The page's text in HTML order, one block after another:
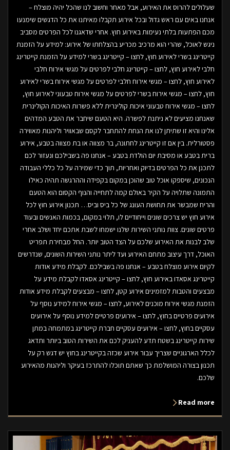
שעלולים להרוס את האירוע, אבל מאחר וחשוב לנו שהכל יהיה מוצלח –
אנחנו באים עם ראש גדול ובכל אירוע תקבלו מאיתנו את כל הדגשים שימנעו
מכם הפתעות בלתי נעימות באירוע חוץ. אחרי שדאגנו לכל הפרטים מסביב
ניגש לאוכל, שהרי הוא מרכיב מכריע בהצלחתו של אירוע: למידע על הזמנת
קייטרינג בשרי לאירוע חוץ, לחצו – קייטרינג בשרי למידע על הזמנת קייטרינג
חלבי לאירוע חוץ, לחצו – קייטרינג חלבי לפרטים על מגשי אירוח חלבי
לאירוע חוץ, לחצו – מגשי אירוח חלבי לפרטים על מגשי אירוח בשרי לאירוע
חוץ, לחצו – מגשי אירוח בשרי לפרטים על מגשי אירוח טבעוני לאירוע חוץ,
לחצו – מגשי אירוח טבעוני איכות קולינרית ללא פשרות האיכות הקולינרית
שאנחנו מציעים לא ניתנת לפשרה. היא הטעם שיחבר את הטבע המדהים
אלינו והיא זו שתיתן לנו את הנחת להתחבר לקסם שבאוויר וליהנות מאווירה
פסטורלית. בין אם זו קייטרינג לחתונה, בר מצווה או בת מצווה בטבע, אירוע
ברית בטבע או מסיבת יום הולדת בטבע – אנחנו פה בשבילכם ונעזור לכם
לתכנן את כל הפרטים בדיוק ואחריות, תוך כדי שמירה על כל כללי העבודה
הנכונים, שיספקו אוכל טוב שהוכן במקום בקפידה וההרגשה תהיה כאילו
התמונה שתלויה על הקיר באולם קמה לתחייה והנוף הקסום הוא הטעם
והריח שמבשר את תחושת העונג של כל ביס וביס… תכנון אירוע חוץ לכל
אירוע חוץ יש צרכים שונים וייחודיים לו, תלוי במקום, בכמות האנשים ובעוד
פרטים שונים. צוות נותני השירות שלנו ישמחו לשבת אתכם יחד ושלב אחרי
שלב לבנות את האירוע שלכם על הצד הטוב יותר. החל מבחירת תפריט
האוכל, דרך עיצוב מתחם האירוע ועד ליתר נותני השירות השונים, שנדרשים
לקיום אירוע מוצלח בטבע – אנחנו פה בשבילכם. לקבלת מידע אודות
קייטרינג אסאדו באירוע חוץ, לחצו – קייטרינג אסאדו לקבלת מידע על
מבצעים והטבות למזמינים אירוע קטן, לחצו – מבצעים לקבלת מידע אודות
הזמנת מגשי אירוח מוכנים לאירוע, לחצו – מגשי אירוח למידע נוסף על
אירועים פרטיים בחוץ, לחצו – אירועים פרטיים למידע נוסף על אירועים
עסקיים בחוץ, לחצו – אירועים עסקיים חברת קייטרינג במתמחה במתן
שירות קייטרינג בשטח תדע להעניק לכם את השירות הטוב ביותר ותדאג
לכלל הארגוניים שצריך עבור אירוע שכזה בקייטרינג בחוץ יש דגש רק על
תכנון בצורה המושלמת כך שאתם תוכלו להתרכז בעיקר וליהנות מהאירוע
שלכם.
Read more